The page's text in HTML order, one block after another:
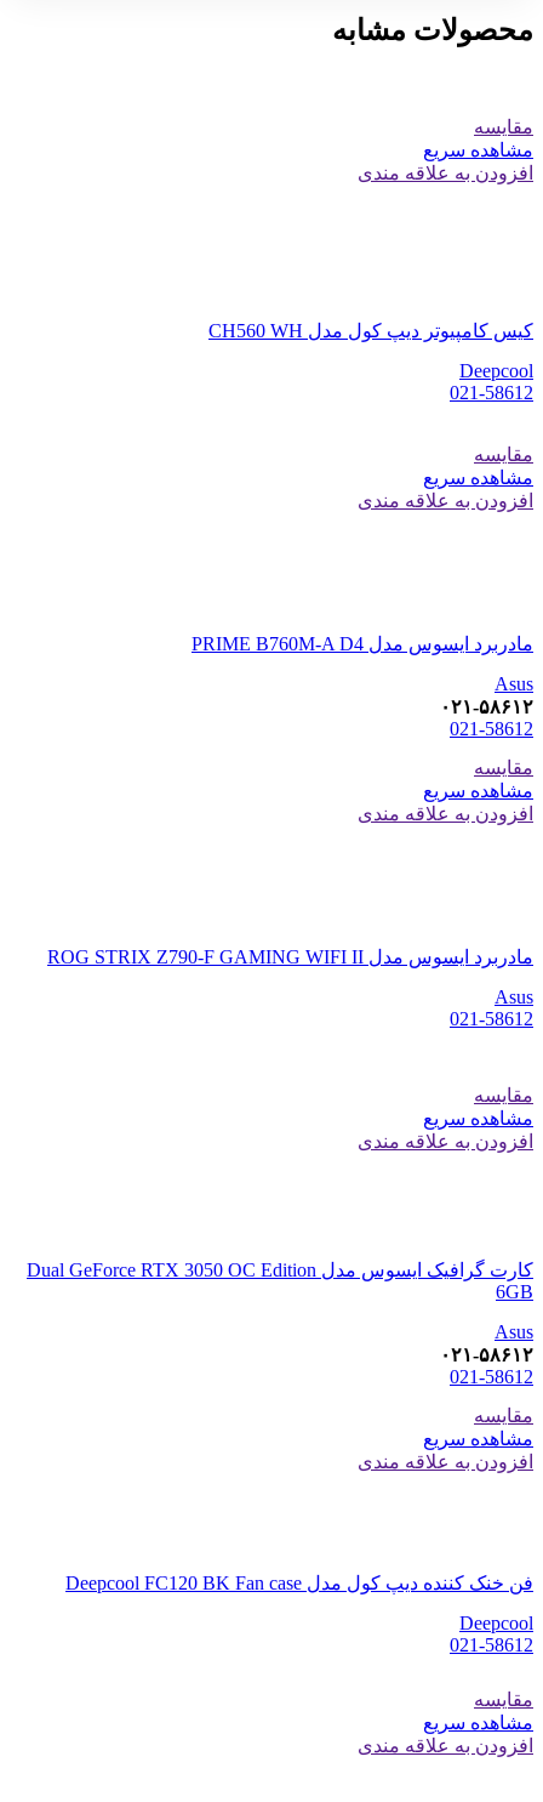
محصولات مشابه
مقایسه
مشاهده سریع
افزودن به علاقه مندی
کیس کامپیوتر دیپ کول مدل CH560 WH
Deepcool
021-58612
مقایسه
مشاهده سریع
افزودن به علاقه مندی
مادربرد ایسوس مدل PRIME B760M-A D4
Asus
۰۲۱-۵۸۶۱۲
021-58612
مقایسه
مشاهده سریع
افزودن به علاقه مندی
مادربرد ایسوس مدل ROG STRIX Z790-F GAMING WIFI II
Asus
021-58612
مقایسه
مشاهده سریع
افزودن به علاقه مندی
کارت گرافیک ایسوس مدل Dual GeForce RTX 3050 OC Edition
6GB
Asus
۰۲۱-۵۸۶۱۲
021-58612
مقایسه
مشاهده سریع
افزودن به علاقه مندی
فن خنک کننده دیپ کول مدل Deepcool FC120 BK Fan case
Deepcool
021-58612
مقایسه
مشاهده سریع
افزودن به علاقه مندی